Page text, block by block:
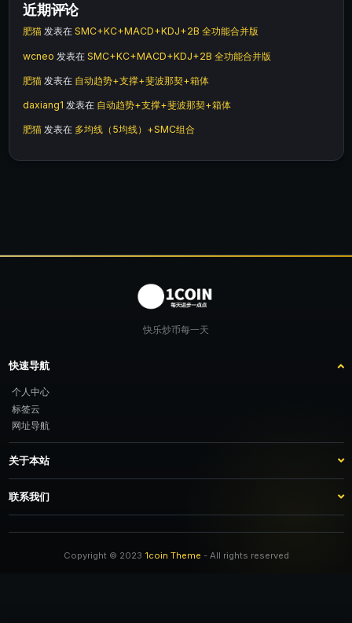
近期评论
肥猫 发表在 SMC+KC+MACD+KDJ+2B 全功能合并版
wcneo 发表在 SMC+KC+MACD+KDJ+2B 全功能合并版
肥猫 发表在 自动趋势+支撑+斐波那契+箱体
daxiang1 发表在 自动趋势+支撑+斐波那契+箱体
肥猫 发表在 多均线（5均线）+SMC组合
快乐炒币每一天
快速导航
个人中心
标签云
网址导航
关于本站
站点介绍
客服咨询
推广计划
联系我们
TG：@feimao2024 QQ：3261605442 微信：moto001com 新浪微博：不
Copyright © 2023 1coin Theme - All rights reserved